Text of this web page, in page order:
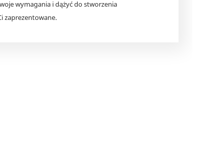
wymagania i dążyć do stworzenia
zaprezentowane.